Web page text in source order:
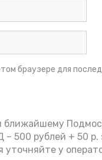
браузере для
500 рублей + 50 р.
у